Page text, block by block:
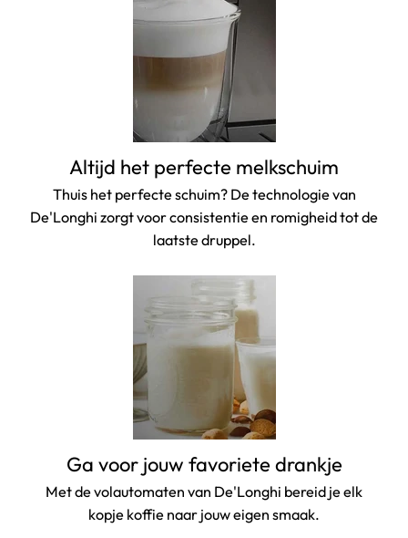
Altijd het perfecte melkschuim
Thuis het perfecte schuim? De technologie van
De'Longhi zorgt voor consistentie en romigheid tot de
laatste druppel.
Ga voor jouw favoriete drankje
Met de volautomaten van De'Longhi bereid je elk
kopje koffie naar jouw eigen smaak.